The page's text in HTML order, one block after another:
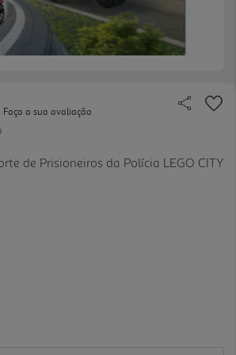
Faça a sua avaliação
de Prisioneiros da Polícia LEGO CITY